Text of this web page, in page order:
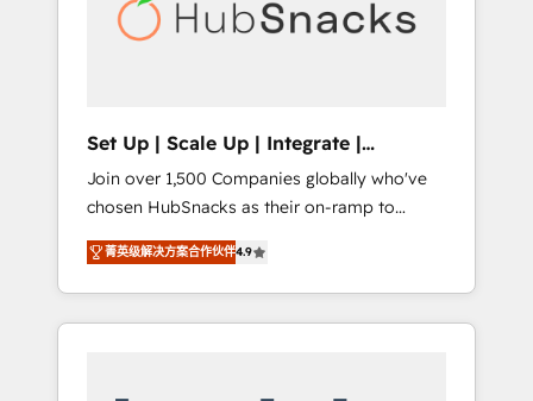
Became a HubSpot Partner 📆Founded in
modules, integrations - Marketing & sales
solutions: digital marketing, advertising,
people, exciting ideas and can-do mentality,
we ensure revenue growth on a daily basis.
So tell us your challenge; our passionate and
growth driven team of 100+ experts is ready
for you! Driving digital growth |
www.brightdigital.com
Set Up | Scale Up | Integrate |
HubSnacks FlexPlan
Join over 1,500 Companies globally who've
chosen HubSnacks as their on-ramp to
HubSpot since 2014 Simple pay-as-you-go
plans that accelerate value... 1️⃣ Set Up |
Onboarding New or Check-fixing existing
HubSpot portals 2️⃣ Scale Up | 100% HubSpot
菁英级解决方案合作伙伴4.9